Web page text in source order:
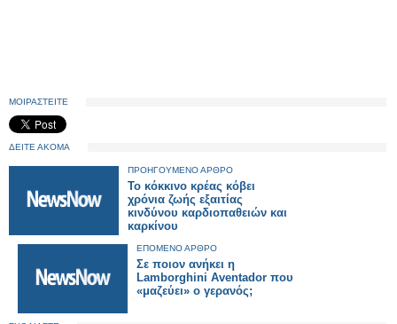
ΜΟΙΡΑΣΤΕΙΤΕ
ΔΕΙΤΕ ΑΚΟΜΑ
ΠΡΟΗΓΟΥΜΕΝΟ ΑΡΘΡΟ
Το κόκκινο κρέας κόβει
χρόνια ζωής εξαιτίας
κινδύνου καρδιοπαθειών και
καρκίνου
ΕΠΟΜΕΝΟ ΑΡΘΡΟ
Σε ποιον ανήκει η
Lamborghini Aventador που
«μαζεύει» ο γερανός;